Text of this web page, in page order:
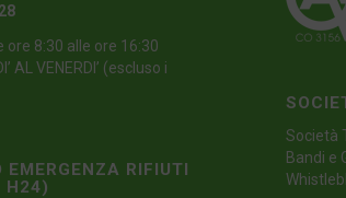
ore 8:30 alle ore 16:30
AL VENERDI’ (escluso i
EMERGENZA RIFIUTI
H24)
Società
Bandi e